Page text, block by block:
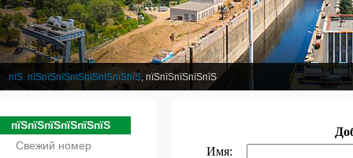
пїЅ. пїЅпїЅпїЅпїЅпїЅпїЅпїЅпїЅ, пїЅпїЅпїЅпїЅпїЅ
пїЅпїЅпїЅпїЅпїЅпїЅ
Свежий номер
Имя: